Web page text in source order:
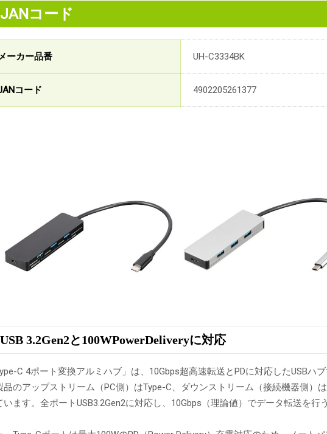
JANコード
ーカー品番 UH-C3334BK
コード 4902205261377
USB 3.2Gen2と100WPowerDeliveryに対応
C 4ポート変換アルミハブ」は、10Gbps超高速転送とPDに対応したUSBハ
品のアップストリーム（PC側）はType-C、ダウンストリーム（接続機器側）
います。全ポートUSB3.2Gen2に対応し、10Gbps（理論値）でデータ転送を